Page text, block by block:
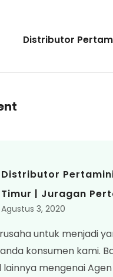
Distributor
Distributor
Timur | Juragan
Agustus 3, 2020
untuk menjadi
konsumen kami.
mengenai